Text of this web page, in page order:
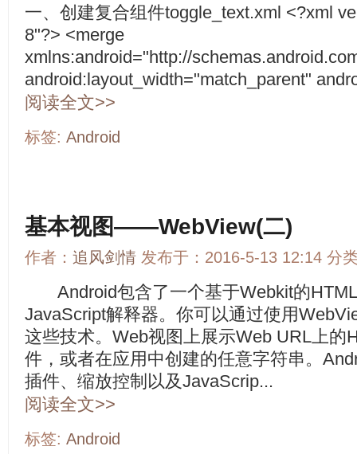
一、创建复合组件toggle_text.xml <?xml
8"?> <merge
xmlns:android="http://
android:layout_width="match_parent"
阅读全文>>
标签: Android
基本视图——WebView(二)
作者： 追风剑情 发布于：2016-5-13 12:14 分
Android包含了一个基于Webkit的
JavaScript解释器。你可以通过使用
这些技术。Web视图上展示Web URL上的
件，或者在应用中创建的任意字符串。
插件、缩放控制以及JavaScrip...
阅读全文>>
标签: Android